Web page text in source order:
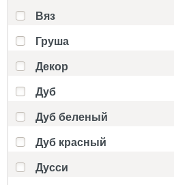
Вяз
Груша
Декор
Дуб
Дуб беленый
Дуб красный
Дусси